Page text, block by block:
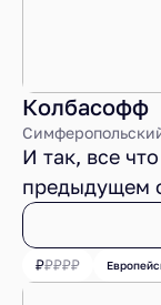
Колбасофф
И так, все
предыдущем
два важных,
добавления.